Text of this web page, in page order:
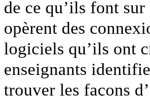
de ce qu’ils font
opèrent des
logiciels qu’ils ont
enseignants
trouver les façons